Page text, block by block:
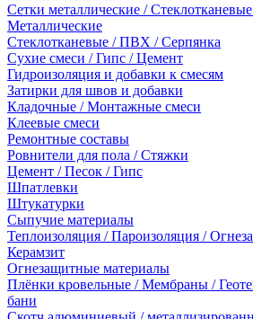
Сетки металлические /
Металлические
Стеклотканевые / ПВХ / Серпянка
Сухие смеси / Гипс / Цемент
Гидроизоляция и добавки к смесям
Затирки для швов и добавки
Кладочные / Монтажные смеси
Клеевые смеси
Ремонтные составы
Ровнители для пола / Стяжки
Цемент / Песок / Гипс
Шпатлевки
Штукатурки
Сыпучие материалы
Теплоизоляция / Пароизоляция /
Керамзит
Огнезащитные материалы
Плёнки кровельные / Мембраны /
бани